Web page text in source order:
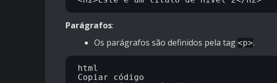
Parágrafos:
Os parágrafos são definidos pela tag <p>.
html
Copiar código